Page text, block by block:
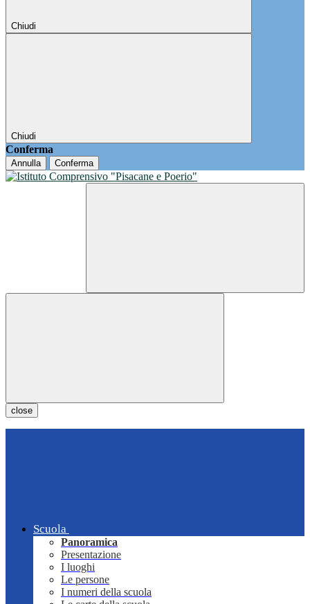
Chiudi
Chiudi
Conferma
Annulla Conferma
close
Scuola
Panoramica
Presentazione
I luoghi
Le persone
I numeri della scuola